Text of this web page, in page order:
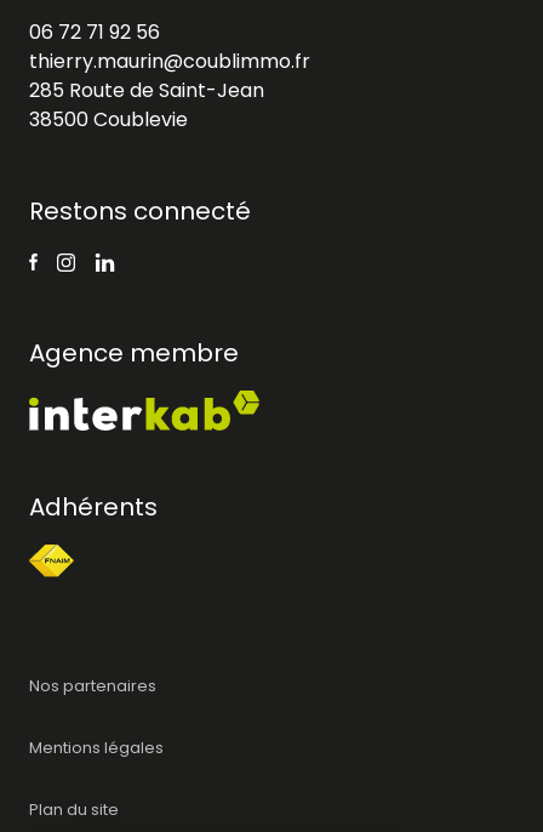
06 72 71 92 56
thierry.maurin@coublimmo.fr
285 Route de Saint-Jean
38500 Coublevie
Restons connecté
Agence membre
Adhérents
Nos partenaires
Mentions légales
Plan du site